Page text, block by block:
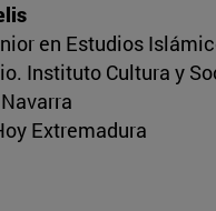
en Estudios
Instituto Cultura y
Extremadura